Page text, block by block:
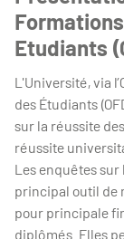
Etudiants
L'Université, via
des Étudiants
sur la réussite
réussite
Les enquêtes
principal outil de
pour principale
diplômés. Elles